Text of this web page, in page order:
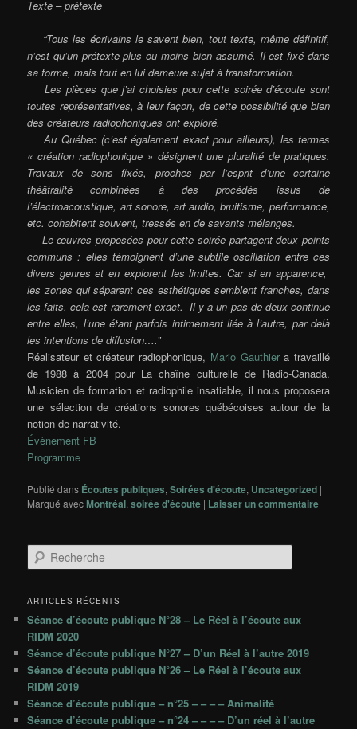
Texte – prétexte
“Tous les écrivains le savent bien, tout texte, même définitif,
n’est qu’un prétexte plus ou moins bien assumé. Il est fixé dans
sa forme, mais tout en lui demeure sujet à transformation.
Les pièces que j’ai choisies pour cette soirée d’écoute sont
toutes représentatives, à leur façon, de cette possibilité que bien
des créateurs radiophoniques ont exploré.
Au Québec (c’est également exact pour ailleurs), les termes
« création radiophonique » désignent une pluralité de pratiques.
Travaux de sons fixés, proches par l’esprit d’une certaine
théâtralité combinées à des procédés issus de
l’électroacoustique, art sonore, art audio, bruitisme, performance,
etc. cohabitent souvent, tressés en de savants mélanges.
Le œuvres proposées pour cette soirée partagent deux points
communs : elles témoignent d’une subtile oscillation entre ces
divers genres et en explorent les limites. Car si en apparence,
les zones qui séparent ces esthétiques semblent franches, dans
les faits, cela est rarement exact. Il y a un pas de deux continue
entre elles, l’une étant parfois intimement liée à l’autre, par delà
les intentions de diffusion….”
Réalisateur et créateur radiophonique, Mario Gauthiera travaillé
de 1988 à 2004 pour La chaîne culturelle de Radio-Canada.
Musicien de formation et radiophile insatiable, il nous proposera
une sélection de créations sonores québécoises autour de la
notion de narrativité.
Évènement FB
Programme
Publié dans Écoutes publiques,Soirées d'écoute, Uncategorized |
Marqué avecMontréal,soirée d'écoute | Laisser un commentaire
e
h
r
c
h
e
ARTICLES RÉCENTS
Séance d’écoute publique N°28 – Le Réel à l’écoute aux
RIDM 2020
Séance d’écoute publique N°27 – D’un Réel à l’autre 2019
Séance d’écoute publique N°26 – Le Réel à l’écoute aux
RIDM 2019
Séance d’écoute publique – n°25 – – – – Animalité
Séance d’écoute publique – n°24 – – – – D’un réel à l’autre